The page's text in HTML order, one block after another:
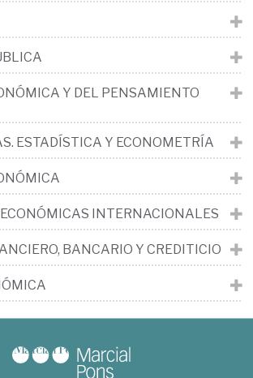
Y DEL PENSAMIENTO
ESTADÍSTICA Y ECONOMETRÍA
INTERNACIONALES
BANCARIO Y CREDITICIO